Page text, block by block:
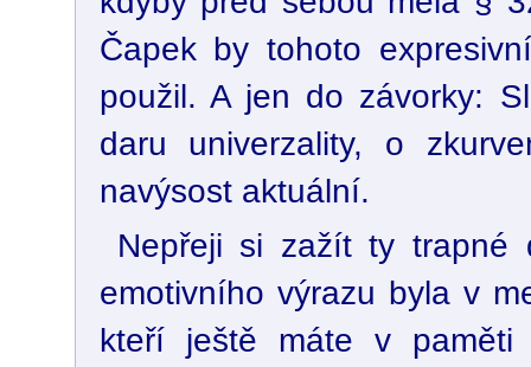
Čapek by tohoto
použil. A jen do závorky:
daru univerzality, o
navýsost aktuální.
Nepřeji si zažít ty trapné
emotivního výrazu byla v
kteří ještě máte v